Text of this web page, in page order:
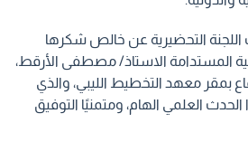
اللجنة التحضيرية عن خالص شكرها
المستدامة الاستاذ/ مصطفى الأرقط،
بمقر معهد التخطيط الليبي، والذي
العلمي الهام، ومتمنيًا التوفيق